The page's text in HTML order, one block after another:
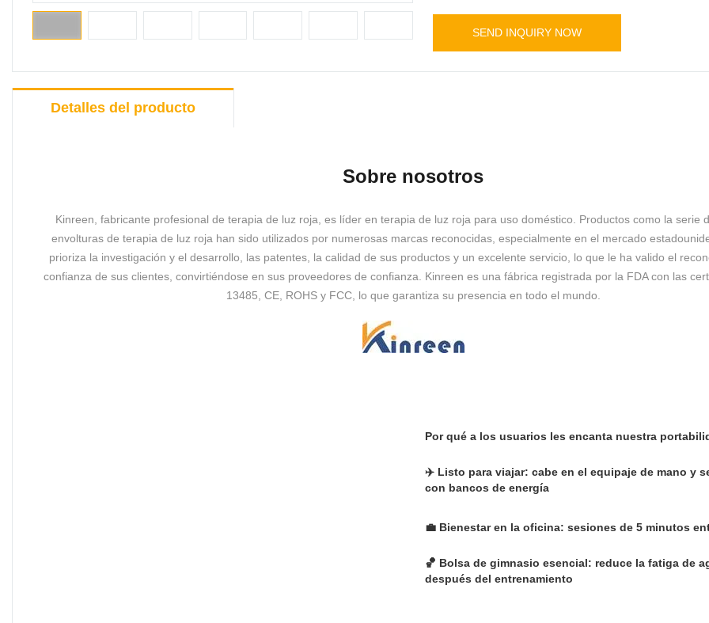
SEND INQUIRY NOW
Detalles del producto
Sobre nosotros
Kinreen, fabricante profesional de terapia de luz roja, es líder en terapia de luz roja para uso doméstico. Productos como la serie
envolturas de terapia de luz roja han sido utilizados por numerosas marcas reconocidas, especialmente en el mercado
prioriza la investigación y el desarrollo, las patentes, la calidad de sus productos y un excelente servicio, lo que le ha valido el
confianza de sus clientes, convirtiéndose en sus proveedores de confianza. Kinreen es una fábrica registrada por la FDA con las
13485, CE, ROHS y FCC, lo que garantiza su presencia en todo el mundo.
Por qué a los usuarios les encanta nuestra
✈️ Listo para viajar: cabe en el equipaje de mano y
con bancos de energía
💼 Bienestar en la oficina: sesiones de 5 minutos
🏀 Bolsa de gimnasio esencial: reduce la fatiga de
después del entrenamiento